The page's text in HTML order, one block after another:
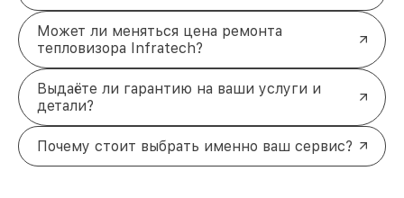
Может ли меняться цена ремонта
тепловизора Infratech?
Выдаёте ли гарантию на ваши услуги и
детали?
Почему стоит выбрать именно ваш сервис?